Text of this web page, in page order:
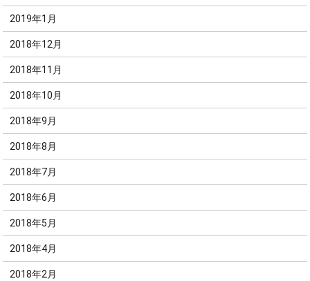
2019年1月
2018年12月
2018年11月
2018年10月
2018年9月
2018年8月
2018年7月
2018年6月
2018年5月
2018年4月
2018年2月